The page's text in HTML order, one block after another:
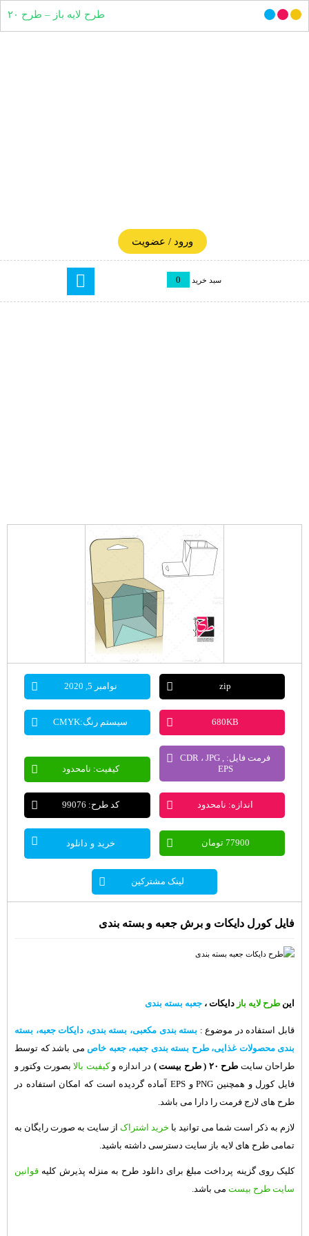
ورود / عضویت
سبد خرید 0
طرح لایه باز – طرح ۲۰
zip نوامبر 5, 2020
680KB سیستم رنگ:CMYK
فرمت فایل: CDR ، JPG ,
EPS
کیفیت: نامحدود
اندازه: نامحدود کد طرح: 99076
77900 تومان خرید و دانلود
لینک مشترکین
فایل کورل دایکات و برش جعبه و بسته بندی
این طرح لایه باز دایکات ، جعبه بسته بندی
قابل استفاده در موضوع: بسته بندی مکعبی، بسته بندی، دایکات جعبه، بسته
بندی محصولات غذایی، طرح بسته بندی جعبه، جعبه خاص می باشد که توسط
طراحان سایت طرح ۲۰ ( طرح بیست ) در اندازه وکیفیت بالا بصورت وکتور و
فایل کورل و همچنین PNG و EPS آماده گردیده است که امکان استفاده در
طرح های لارج فرمت را دارا می باشد.
لازم به ذکر است شما می توانید با خرید اشتراک از سایت به صورت رایگان به
تمامی طرح های لایه باز سایت دسترسی داشته باشید.
کلیک روی گزینه پرداخت مبلغ برای دانلود طرح به منزله پذیرش کلیه قوانین
سایت طرح بیست می باشد.